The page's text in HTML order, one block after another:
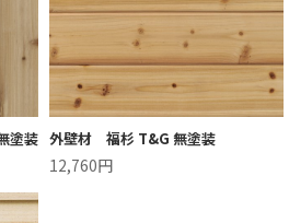
塗装 外壁材 福杉 T&G 無塗装
12,760円